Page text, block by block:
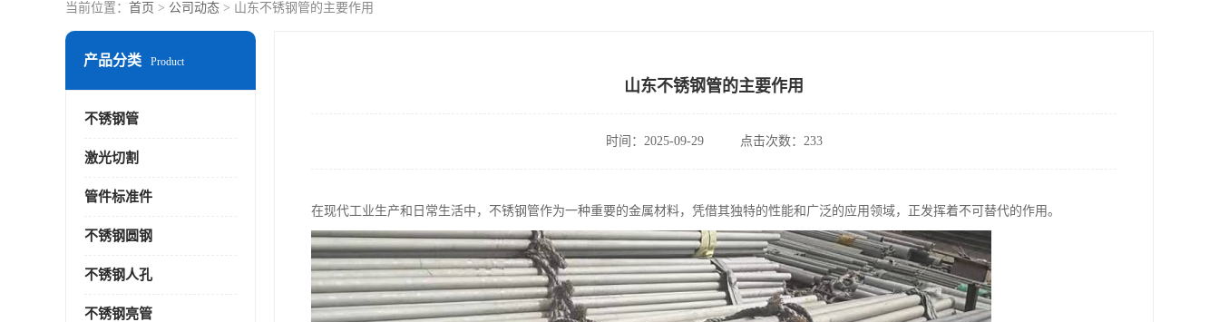
当前位置： 首页 > 公司动态 > 山东不锈钢管的主要作用
产品分类 Product
不锈钢管
激光切割
管件标准件
不锈钢圆钢
不锈钢人孔
不锈钢亮管
山东不锈钢管的主要作用
时间：2025-09-29 点击次数：233
在现代工业生产和日常生活中，不锈钢管作为一种重要的金属材料，凭借其独特的性能和广泛的应用领域，正发挥着不可替代的作用。